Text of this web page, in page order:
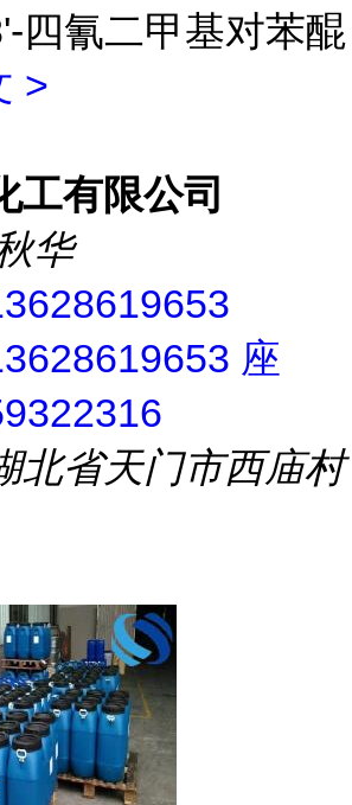
四氰二甲基对苯醌
>
工有限公司
华
座
北省天门市西庙村